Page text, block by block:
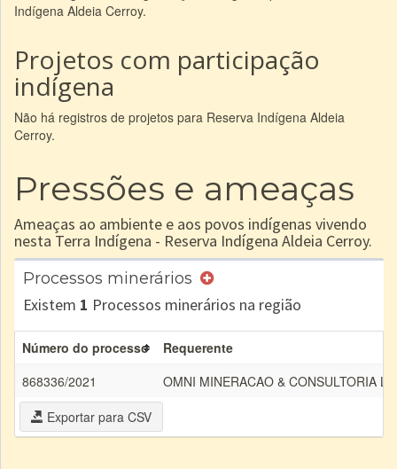
Indígena Aldeia Cerroy.
Projetos com participação
indígena
Não há registros de projetos para Reserva Indígena Aldeia
Cerroy.
Pressões e ameaças
Ameaças ao ambiente e aos povos indígenas vivendo
nesta Terra Indígena - Reserva Indígena Aldeia Cerroy.
Processos minerários
Existem 1 Processos minerários na região
Número do processo
Requerente
868336/2021
OMNI MINERACAO & CONSULTORIA
Exportar para CSV